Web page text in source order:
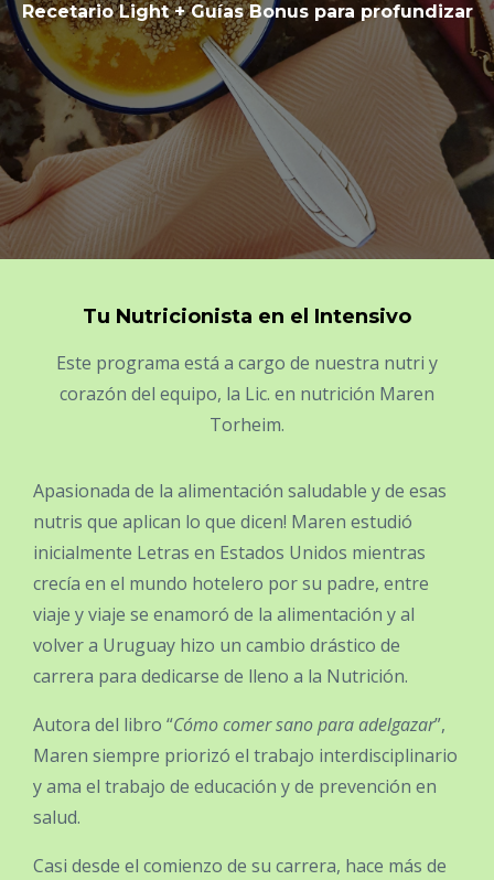
Recetario Light + Guías Bonus para profundizar
Tu Nutricionista en el Intensivo
Este programa está a cargo de nuestra nutri y
corazón del equipo, la Lic. en nutrición Maren
Torheim.
Apasionada de la alimentación saludable y de esas
nutris que aplican lo que dicen! Maren estudió
inicialmente Letras en Estados Unidos mientras
crecía en el mundo hotelero por su padre, entre
viaje y viaje se enamoró de la alimentación y al
volver a Uruguay hizo un cambio drástico de
carrera para dedicarse de lleno a la Nutrición.
Autora del libro “Cómo comer sano para adelgazar”,
Maren siempre priorizó el trabajo interdisciplinario
y ama el trabajo de educación y de prevención en
salud.
Casi desde el comienzo de su carrera, hace más de